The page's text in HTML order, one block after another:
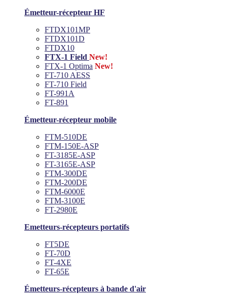
Émetteur-récepteur HF
FTDX101MP
FTDX101D
FTDX10
FTX-1 Field New!
FTX-1 Optima New!
FT-710 AESS
FT-710 Field
FT-991A
FT-891
Émetteur-récepteur mobile
FTM-510DE
FTM-150E-ASP
FT-3185E-ASP
FT-3165E-ASP
FTM-300DE
FTM-200DE
FTM-6000E
FTM-3100E
FT-2980E
Emetteurs-récepteurs portatifs
FT5DE
FT-70D
FT-4XE
FT-65E
Émetteurs-récepteurs à bande d'air